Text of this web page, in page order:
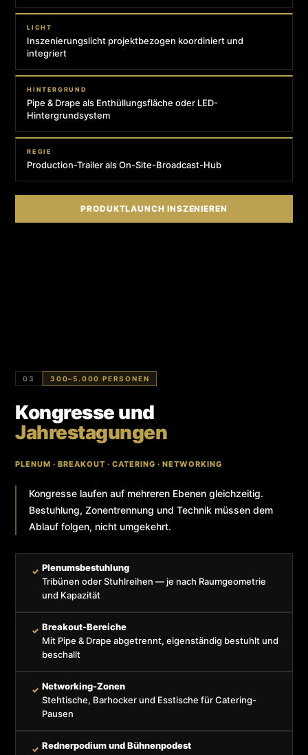
LICHT
Inszenierungslicht projektbezogen koordiniert und
integriert
HINTERGRUND
Pipe & Drape als Enthüllungsfläche oder LED-
Hintergrundsystem
REGIE
Production-Trailer als On-Site-Broadcast-Hub
PRODUKTLAUNCH INSZENIEREN
03 300–5.000 PERSONEN
Kongresse und
Jahrestagungen
PLENUM · BREAKOUT · CATERING · NETWORKING
Kongresse laufen auf mehreren Ebenen gleichzeitig.
Bestuhlung, Zonentrennung und Technik müssen dem
Ablauf folgen, nicht umgekehrt.
✓ Plenumsbestuhlung
Tribünen oder Stuhlreihen — je nach Raumgeometrie
und Kapazität
✓ Breakout-Bereiche
Mit Pipe & Drape abgetrennt, eigenständig bestuhlt und
beschallt
✓ Networking-Zonen
Stehtische, Barhocker und Esstische für Catering-
Pausen
✓ Rednerpodium und Bühnenpodest